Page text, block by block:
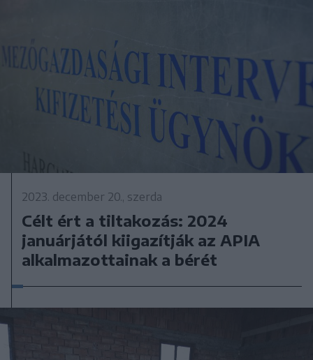
2023. december 20., szerda
Célt ért a tiltakozás: 2024
januárjától kiigazítják az APIA
alkalmazottainak a bérét